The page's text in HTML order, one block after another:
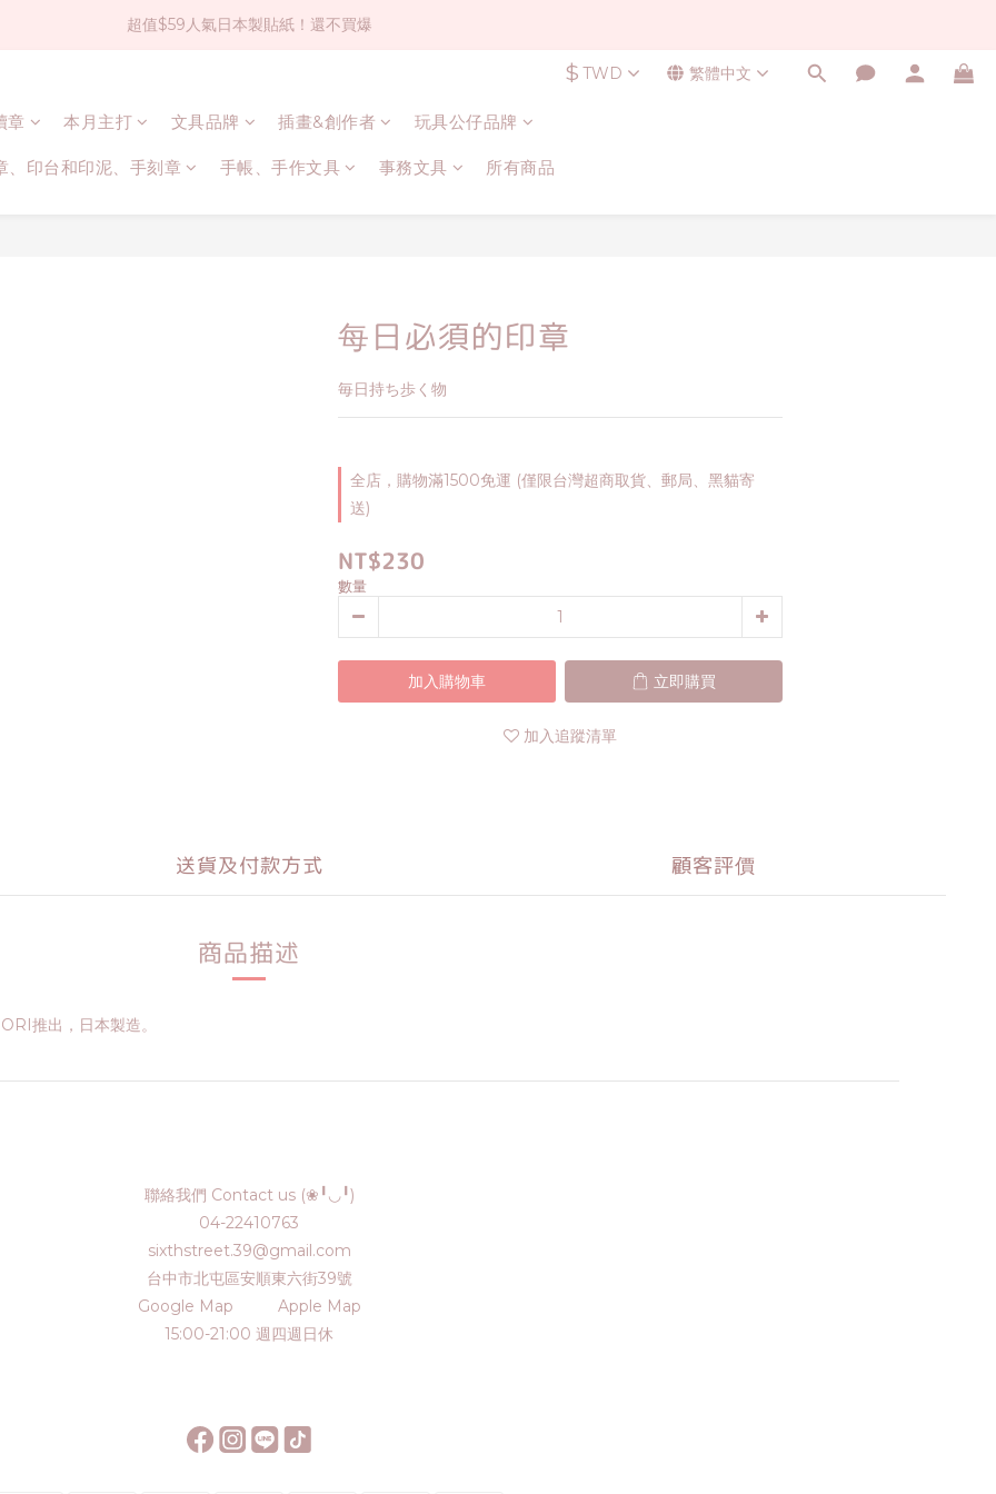
社群大人氣！各種有趣的打洞器
超值$59人氣日本製貼紙！還不買爆
社群大人氣！各種有趣的打洞器
$ TWD 繁體中文
章 本月主打 文具品牌 插畫&創作者 玩具公仔品牌
、印台和印泥、手刻章 手帳、手作文具 事務文具 所有商品
每日必須的印章
毎日持ち歩く物
全店，購物滿1500免運 (僅限台灣超商取貨、郵局、黑貓寄
送)
NT$230
數量
加入購物車 立即購買
加入追蹤清單
送貨及付款方式 顧客評價
商品描述
推出，日本製造。
聯絡我們 Contact us (❀╹◡╹)
04-22410763
sixthstreet.39@gmail.com
台中市北屯區安順東六街39號
Google Map
Apple Map
15:00-21:00 週四週日休